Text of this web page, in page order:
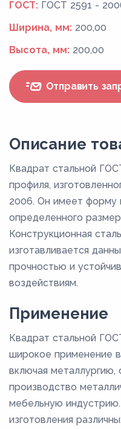
ГОСТ: ГОСТ 2591 -
Ширина, мм: 200,00
Высота, мм: 200,00
Отправить
Описание
Квадрат стальной
профиля,
2006. Он имеет форму
определенного
Конструкционная
изготавливается
прочностью и
воздействиям.
Применение
Квадрат стальной
широкое применение в
включая металлургию,
производство
мебельную
изготовления